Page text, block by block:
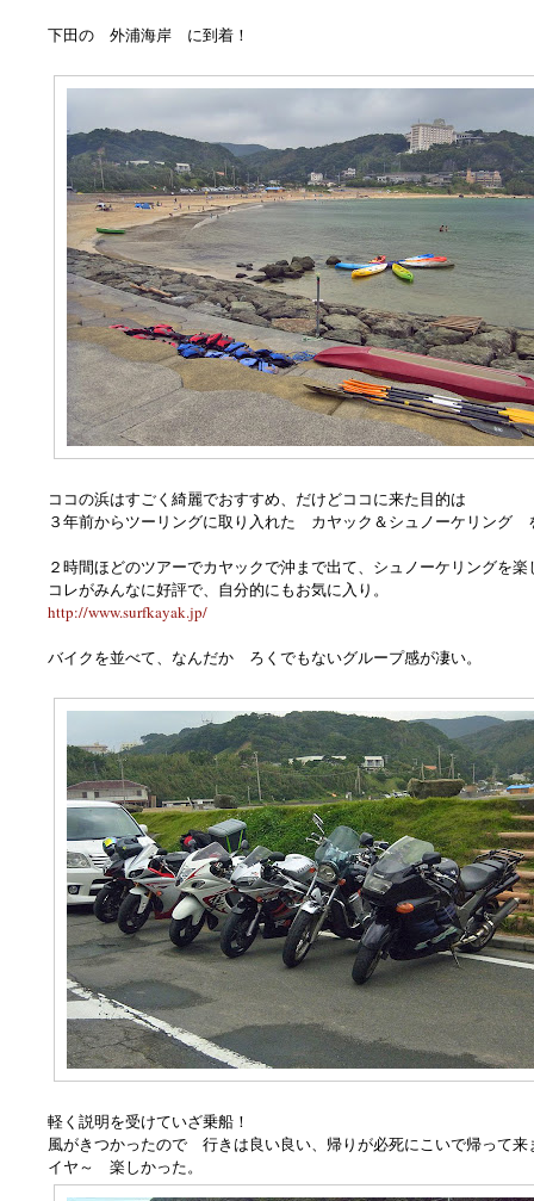
下田の 外浦海岸 に到着！
ココの浜はすごく綺麗でおすすめ、だけどココに来た目的は
３年前からツーリングに取り入れた カヤック＆シュノーケリング
２時間ほどのツアーでカヤックで沖まで出て、シュノーケリングを
コレがみんなに好評で、自分的にもお気に入り。
http://www.surfkayak.jp/
バイクを並べて、なんだか ろくでもないグループ感が凄い。
軽く説明を受けていざ乗船！
風がきつかったので 行きは良い良い、帰りが必死にこいで帰って来
イヤ～ 楽しかった。